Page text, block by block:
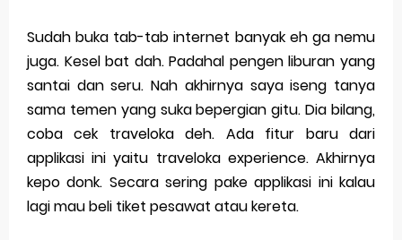
Dampak Merek Dagang pada Persaingan
Trademark as a Business Asset
Global Trademark Protection System
Brand Adaptation Across Different Countries
Vivo v70 series: mid-range rasa flagship dengan
kamera zeiss & baterai jumbo
Sudah buka tab-tab internet banyak eh ga nemu
juga. Kesel bat dah. Padahal pengen liburan yang
santai dan seru. Nah akhirnya saya iseng tanya
sama temen yang suka bepergian gitu. Dia bilang,
coba cek traveloka deh. Ada fitur baru dari
applikasi ini yaitu traveloka experience. Akhirnya
kepo donk. Secara sering pake applikasi ini kalau
lagi mau beli tiket pesawat atau kereta.